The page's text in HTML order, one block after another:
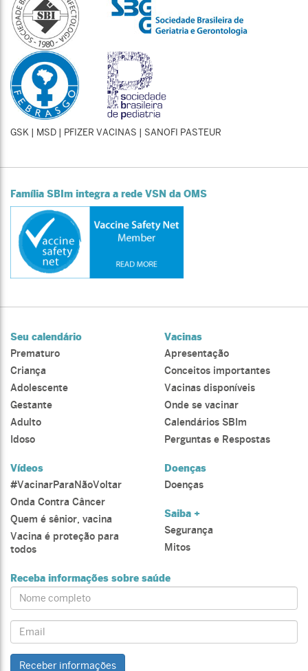
GSK | MSD | PFIZER VACINAS | SANOFI PASTEUR
Família SBIm integra a rede VSN da OMS
Seu calendário
Prematuro
Criança
Adolescente
Gestante
Adulto
Idoso
Vacinas
Apresentação
Conceitos importantes
Vacinas disponíveis
Onde se vacinar
Calendários SBIm
Perguntas e Respostas
Vídeos
#VacinarParaNãoVoltar
Onda Contra Câncer
Quem é sênior, vacina
Vacina é proteção para
todos
Doenças
Doenças
Saiba +
Segurança
Mitos
Receba informações sobre saúde
Name:
Email:
Receber informações